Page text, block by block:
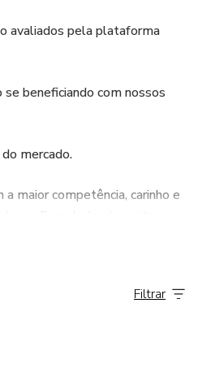
bobina
avaliados pela plataforma
beneficiando com nossos
mercado.
maior competência, carinho e
entregar um conteúdo tão
experiência com seusFiltrar